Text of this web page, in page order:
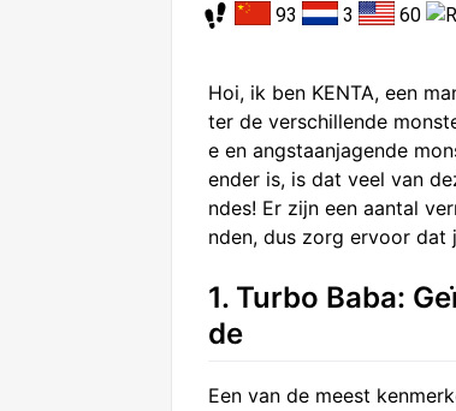
93 3 60
Hoi, ik ben KENTA, een
ter de verschillende
e en angstaanjagende
ender is, is dat veel van
ndes! Er zijn een aantal
nden, dus zorg ervoor
1. Turbo Baba:
de
Een van de meest